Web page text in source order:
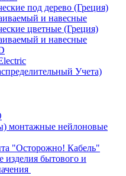
под дерево (Греция)
и навесные
цветные (Греция)
и навесные
Учета)
монтажные нейлоновые
"Осторожно! Кабель"
изделия бытового и